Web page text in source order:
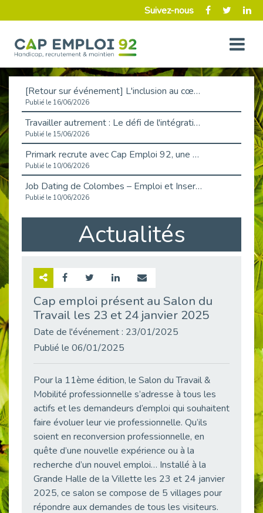
Suivez-nous
[Retour sur événement] L'inclusion au cœur de la Place de l'Emploi à La Défense !
Publié le 16/06/2026
Travailler autrement : Le défi de l'intégration des maladies chroniques en entreprise
Publié le 15/06/2026
Primark recrute avec Cap Emploi 92, une matinée couronnée de succès !
Publié le 10/06/2026
Job Dating de Colombes – Emploi et Insertion
Publié le 10/06/2026
Aborder l'entretien et la situation de handicap en toute confiance
Publié le 09/06/2026
Retour sur l’atelier « Optimiser sa recherche d’emploi »
Emploi & Handicap : Hachette Livre et Cap emploi 92 renforcent leur collaboration
« Confiance en soi et acceptation du handicap » : un levier puissant vers l’emploi
Publié le 22/05/2026
Handicap et emploi : une matinée pour briser les tabous
Publié le 21/05/2026
L’alternance : un levier stratégique pour recruter et inclure durablement
Publié le 18/05/2026
Fibromyalgie : Quand la douleur invisible s’invite au bureau
Publié le 12/05/2026
CAP EMPLOI 92 : L’inclusion portée à son sommet, bien au-delà des quotas
Actualités
Cap emploi présent au Salon du
Travail les 23 et 24 janvier 2025
Date de l'événement : 23/01/2025
Publié le 06/01/2025
Pour la 11ème édition, le Salon du Travail &
Mobilité professionnelle s’adresse à tous les
actifs et les demandeurs d’emploi qui souhaitent
faire évoluer leur vie professionnelle. Qu’ils
soient en reconversion professionnelle, en
quête d’une nouvelle expérience ou à la
recherche d’un nouvel emploi… Installé à la
Grande Halle de la Villette les 23 et 24 janvier
2025, ce salon se compose de 5 villages pour
répondre aux demandes de tous les visiteurs.